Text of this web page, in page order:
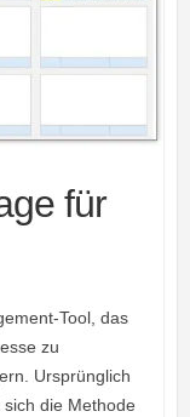
für
Tool, das
zu
Ursprünglich
die Methode